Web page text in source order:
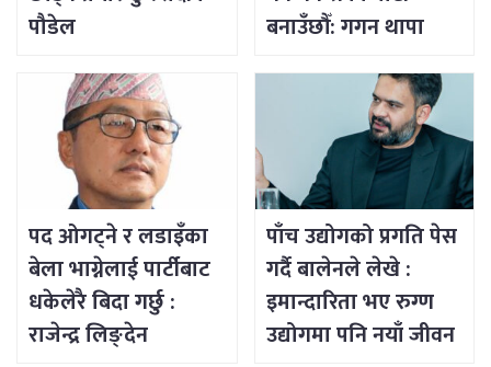
पौडेल
बनाउँछौँ: गगन थापा
पद ओगट्ने र लडाइँका
बेला भाग्नेलाई पार्टीबाट
धकेलेरै बिदा गर्छु :
राजेन्द्र लिङ्देन
पाँच उद्योगको प्रगति पेस
गर्दै बालेनले लेखे :
इमान्दारिता भए रुग्ण
उद्योगमा पनि नयाँ जीवन